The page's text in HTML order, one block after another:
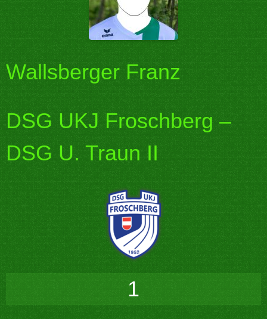
Wallsberger Franz
DSG UKJ Froschberg –
DSG U. Traun II
1